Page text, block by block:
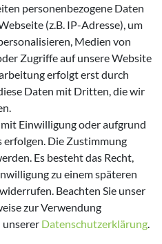
personenbezogene Daten
(z.B. IP-Adresse), um
Medien von
Zugriffe auf unsere Website
erfolgt erst durch
Daten mit Dritten, die wir
Einwilligung oder aufgrund
erfolgen. Die Zustimmung
Es besteht das Recht,
zu einem späteren
Beachten Sie unser
zur Verwendung
unserer Daten­schutz­erklärung.